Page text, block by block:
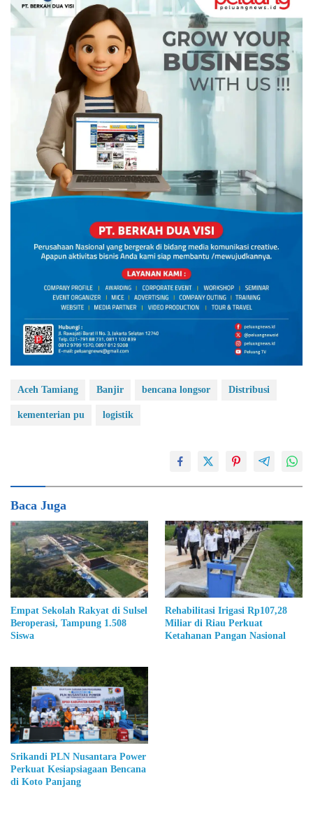
Aceh Tamiang Banjir bencana longsor Distribusi
kementerian pu logistik
Baca Juga
Empat Sekolah Rakyat di Sulsel
Beroperasi, Tampung 1.508
Siswa
Rehabilitasi Irigasi Rp107,28
Miliar di Riau Perkuat
Ketahanan Pangan Nasional
Srikandi PLN Nusantara Power
Perkuat Kesiapsiagaan Bencana
di Koto Panjang